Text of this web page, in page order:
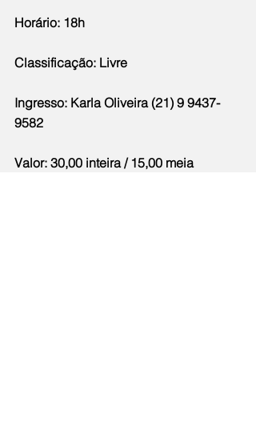
Horário: 18h
Classificação: Livre
Ingresso: Karla Oliveira (21) 9 9437-
9582
Valor: 30,00 inteira / 15,00 meia